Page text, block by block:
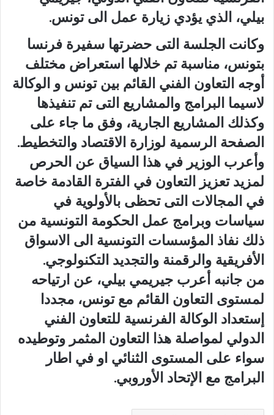
بيلي، الذي يؤدي زيارة عمل الى تونس.
وكانت الجلسة التى حضرتها سفيرة فرنسا
بتونس، مناسبة تم خلالها استعراض مختلف
أوجه التعاون الفني القائم بين تونس و الوكالة
لاسيما البرامج والمشاريع التى تم تنفيذها
وكذلك المشاريع الجارية، وفق ما جاء على
الصفحة الرسمية لوزارة الاقتصاد والتخطيط.
وأعرب الوزير في هذا السياق عن الحرص
لمزيد تعزيز التعاون في الفترة القادمة خاصة
في المجالات التى تحظى بالأولوية في
سياسات وبرامج عمل الحكومة التونسية من
ذلك نفاذ المؤسسات التونسية الى الاسواق
الأفريقية والرقمنة والتجديد التكنولوجي.
من جانبه أعرب جيريمي بيلي، عن ارتياحه
لمستوى التعاون القائم مع تونس، مجددا
إستعداد الوكالة الفرنسية للتعاون الفني
الدولي لمواصلة هذا التعاون المثمر وتوطيده
سواء على المستوى الثنائي او في اطار
البرامج مع الإتحاد الأوروبي.